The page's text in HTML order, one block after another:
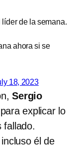
líder de la semana.
ahora si se
18, 2023
Sergio
explicar lo
fallado.
él de